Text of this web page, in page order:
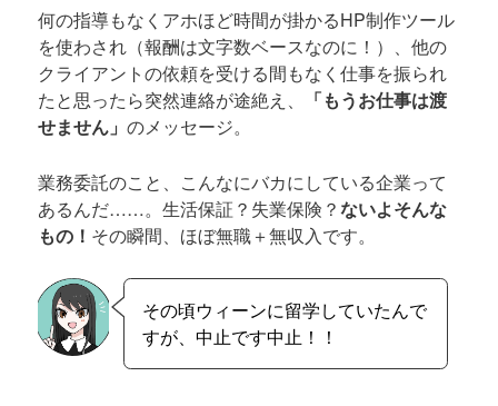
何の指導もなくアホほど時間が掛かるHP制作ツール
を使わされ（報酬は文字数ベースなのに！）、他の
クライアントの依頼を受ける間もなく仕事を振られ
たと思ったら突然連絡が途絶え、
「もうお仕事は渡
せません」のメッセージ。
業務委託のこと、こんなにバカにしている企業って
あるんだ……。生活保証？失業保険？ないよそんな
もの！ その瞬間、ほぼ無職＋無収入です。
その頃ウィーンに留学していたんで
すが、中止です中止！！